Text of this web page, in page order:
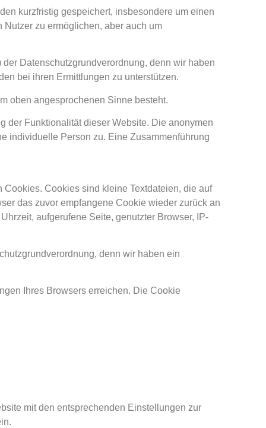
kurzfristig gespeichert, insbesondere um einen
zu ermöglichen, aber auch um
Datenschutzgrundverordnung, denn wir haben
bei ihren Ermittlungen zu unterstützen.
oben angesprochenen Sinne besteht.
der Funktionalität dieser Website. Die anonymen
individuelle Person zu. Eine Zusammenführung
Cookies sind kleine Textdateien, die auf
das zuvor empfangene Cookie wieder zurück an
aufgerufene Seite, genutzter Browser, IP-
denn wir haben ein
Ihres Browsers erreichen. Die Cookie
mit den entsprechenden Einstellungen zur